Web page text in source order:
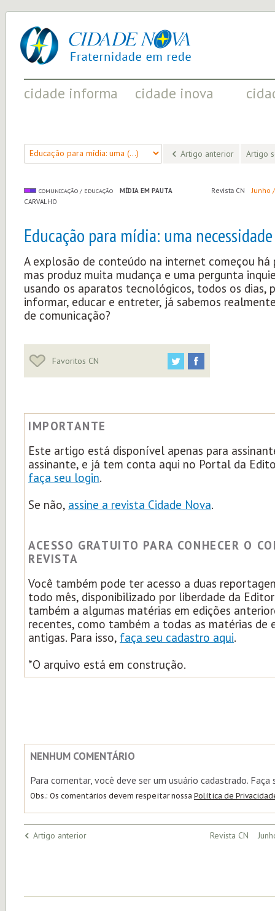
cidade
nova
UM
PROJETO
PELA
FRATERNIDADE
cidade informa cidade inova
Artigo anterior Artigo
COMUNICAÇÃO / EDUCAÇÃO MÍDIA EM PAUTA Revista CN
Junho
CARVALHO
Educação para mídia: uma
A explosão de conteúdo na internet começou há
mas produz muita mudança e uma pergunta
usando os aparatos tecnológicos, todos os dias,
informar, educar e entreter, já sabemos
de comunicação?
Favoritos CN
IMPORTANTE
Este artigo está disponível apenas para
assinante, e já tem conta aqui no Portal da
faça seu login.
Se não, assine a revista Cidade Nova.
ACESSO GRATUITO PARA CONHECER O
REVISTA
Você também pode ter acesso a duas
todo mês, disponibilizado por liberdade da
também a algumas matérias em edições
recentes, como também a todas as matérias de
antigas. Para isso, faça seu cadastro aqui.
*O arquivo está em construção.
NENHUM COMENTÁRIO
Para comentar, você deve ser um usuário cadastrado. Faça
Obs.: Os comentários devem respeitar nossa Política de
Artigo anterior Revista CN